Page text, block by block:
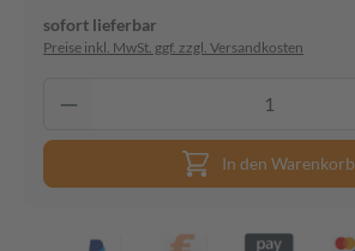
sofort lieferbar
Preise inkl. MwSt. ggf. zzgl. Versandkosten
In den Warenkorb